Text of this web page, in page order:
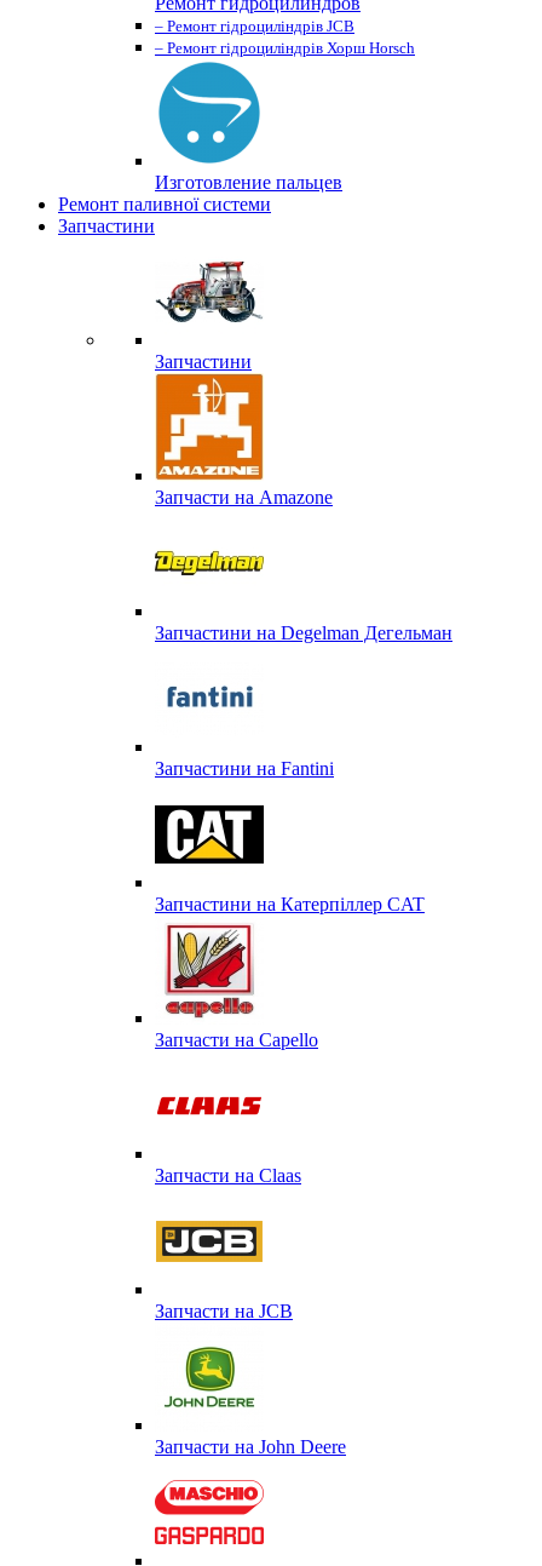
– Ремонт гідроциліндрів JCB
– Ремонт гідроциліндрів Хорш Horsch
Изготовление пальцев
Ремонт паливної системи
Запчастини
Запчастини
Запчасти на Amazone
Запчастини на Degelman Дегельман
Запчастини на Fantini
Запчастини на Катерпіллер CAT
Запчасти на Capello
Запчасти на Сlaas
Запчасти на JCB
Запчасти на John Deere